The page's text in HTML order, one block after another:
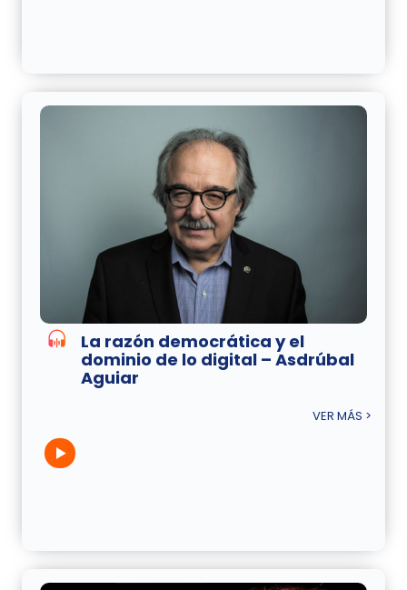
La razón democrática y el
dominio de lo digital – Asdrúbal
Aguiar
VER MÁS >